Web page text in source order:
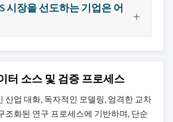
시장을 선도하는 기업은 어
터 소스 및 검증 프로세스
산업 대화, 독자적인 모델링, 엄격한 교차
조화된 연구 프로세스에 기반하며, 단순